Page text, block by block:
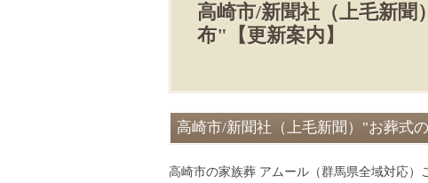
高崎市/新聞社（上毛新
布"【更新案内】
高崎市/新聞社（上毛新聞）"お葬式
高崎市の家族葬 アムール（群馬県全域対応）